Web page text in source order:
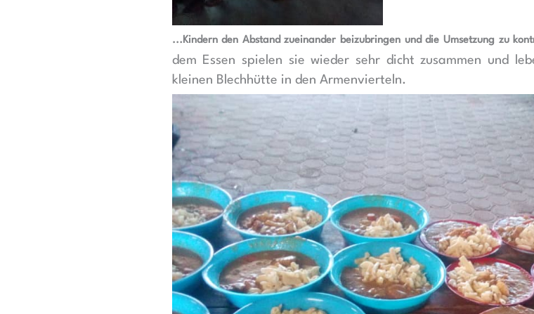
…Kindern den Abstand zueinander beizubringen und die Umsetzung zu
dem Essen spielen sie wieder sehr dicht zusammen und
kleinen Blechhütte in den Armenvierteln.